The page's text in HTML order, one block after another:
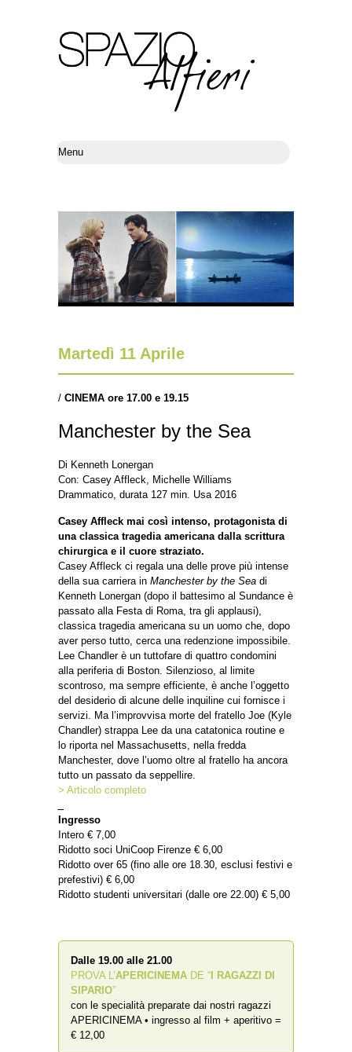
Martedì 11 Aprile
/ CINEMA ore 17.00 e 19.15
Manchester by the Sea
Di Kenneth Lonergan
Con: Casey Affleck, Michelle Williams
Drammatico, durata 127 min. Usa 2016
Casey Affleck mai così intenso, protagonista di
una classica tragedia americana dalla scrittura
chirurgica e il cuore straziato.
Casey Affleck ci regala una delle prove più intense
della sua carriera in Manchester by the Sea di
Kenneth Lonergan (dopo il battesimo al Sundance è
passato alla Festa di Roma, tra gli applausi),
classica tragedia americana su un uomo che, dopo
aver perso tutto, cerca una redenzione impossibile.
Lee Chandler è un tuttofare di quattro condomini
alla periferia di Boston. Silenzioso, al limite
scontroso, ma sempre efficiente, è anche l’oggetto
del desiderio di alcune delle inquiline cui fornisce i
servizi. Ma l’improvvisa morte del fratello Joe (Kyle
Chandler) strappa Lee da una catatonica routine e
lo riporta nel Massachusetts, nella fredda
Manchester, dove l’uomo oltre al fratello ha ancora
tutto un passato da seppellire.
> Articolo completo
Ingresso
Intero € 7,00
Ridotto soci UniCoop Firenze € 6,00
Ridotto over 65 (fino alle ore 18.30, esclusi festivi e
prefestivi) € 6,00
Ridotto studenti universitari (dalle ore 22.00) € 5,00
Dalle 19.00 alle 21.00
PROVA L’APERICINEMA DE “ I RAGAZZI DI
SIPARIO”
con le specialità preparate dai nostri ragazzi
APERICINEMA • ingresso al film + aperitivo =
€ 12,00